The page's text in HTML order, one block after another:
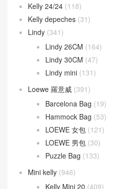
Kelly 24/24 (118)
Kelly depeches (31)
Lindy (341)
Lindy 26CM (164)
Lindy 30CM (47)
Lindy mini (131)
Loewe 羅意威 (391)
Barcelona Bag (19)
Hammock Bag (53)
LOEWE 女包 (121)
LOEWE 男包 (30)
Puzzle Bag (133)
Mini kelly (946)
Kelly Mini 20 (409)